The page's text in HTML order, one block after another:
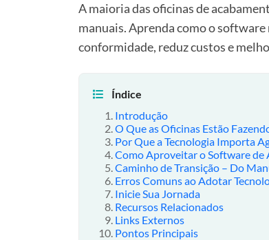
A maioria das oficinas de
manuais. Aprenda como o
conformidade, reduz custos e
Índice
Introdução
O Que as Oficinas Estão
Por Que a Tecnologia Importa
Como Aproveitar o Software de
Caminho de Transição – Do
Erros Comuns ao Adotar
Inicie Sua Jornada
Recursos Relacionados
Links Externos
Pontos Principais